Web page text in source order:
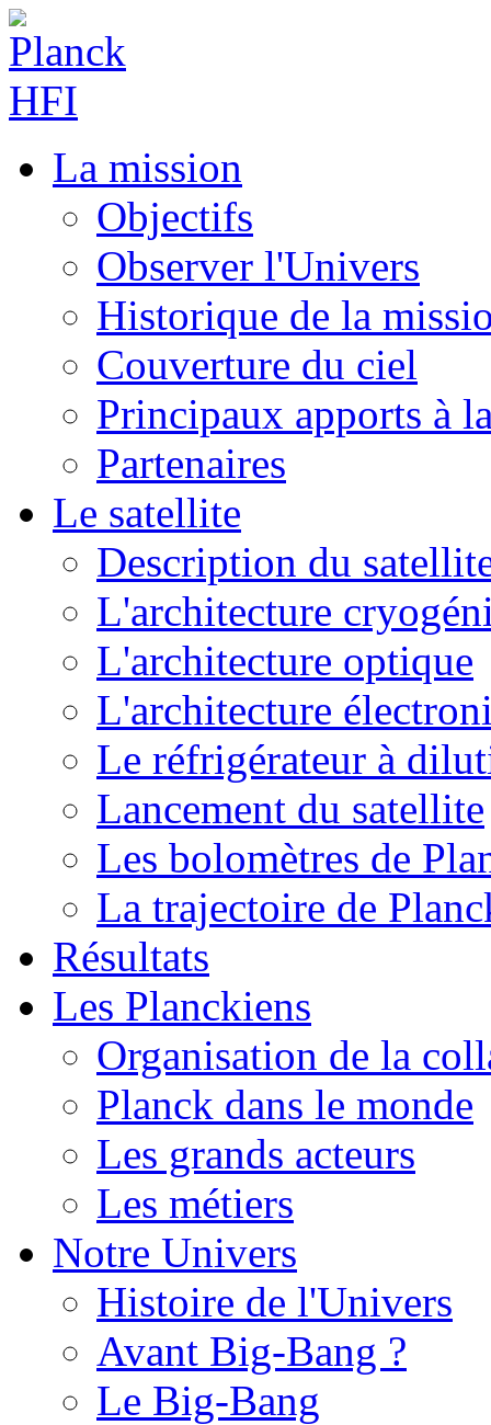
La mission
Objectifs
Observer l'Univers
Historique de la
Couverture du ciel
Principaux apports à
Partenaires
Le satellite
Description du
L'architecture
L'architecture optique
L'architecture
Le réfrigérateur à
Lancement du satellite
Les bolomètres de
La trajectoire de
Résultats
Les Planckiens
Organisation de la
Planck dans le monde
Les grands acteurs
Les métiers
Notre Univers
Histoire de l'Univers
Avant Big-Bang ?
Le Big-Bang